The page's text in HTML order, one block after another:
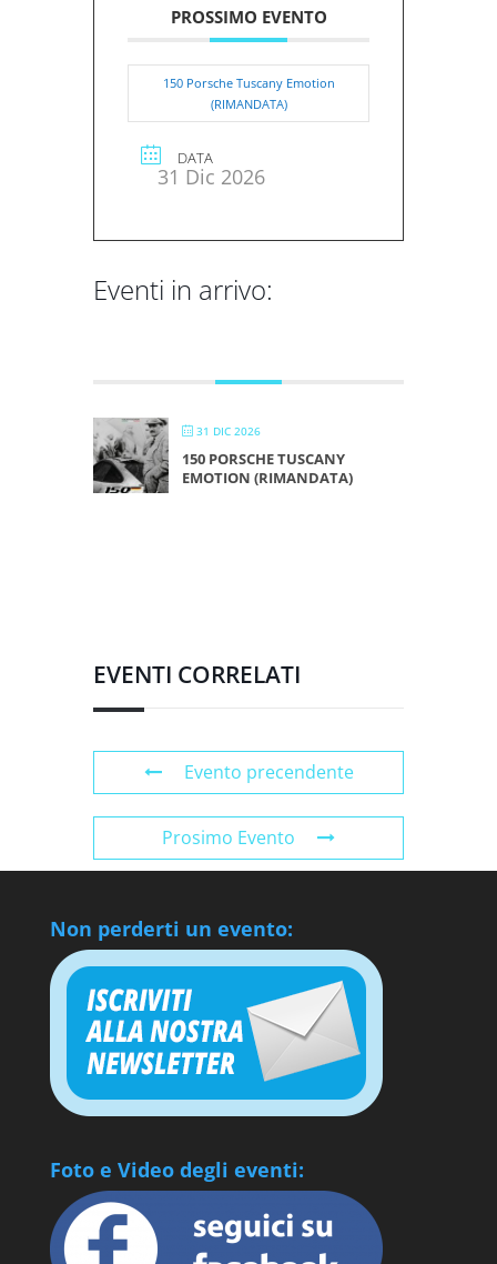
PROSSIMO EVENTO
150 Porsche Tuscany Emotion
(RIMANDATA)
DATA
31 Dic 2026
Eventi in arrivo:
31 DIC 2026
150 PORSCHE TUSCANY
EMOTION (RIMANDATA)
EVENTI CORRELATI
Evento precendente
Prosimo Evento
Non perderti un evento:
Foto e Video degli eventi: